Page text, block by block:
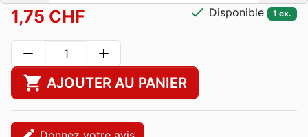
1,75 CHF check Disponible 1 ex.
remove add
shopping_cart AJOUTER AU PANIER